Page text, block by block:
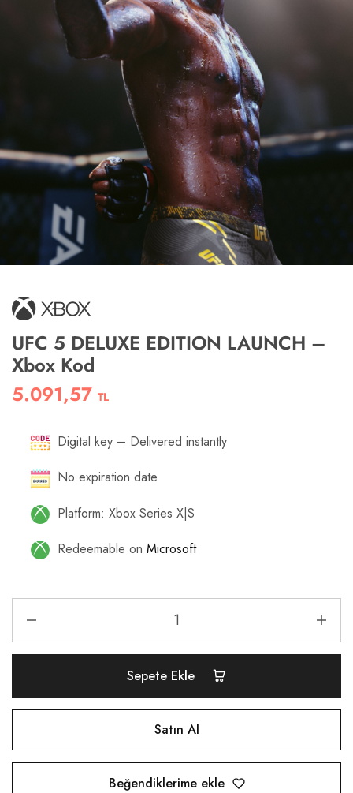
UFC 5 DELUXE EDITION LAUNCH –
Xbox Kod
5.091,57 TL
Digital key – Delivered instantly
No expiration date
Platform: Xbox Series X|S
Redeemable on Microsoft
Sepete Ekle
Satın Al
Beğendiklerime ekle